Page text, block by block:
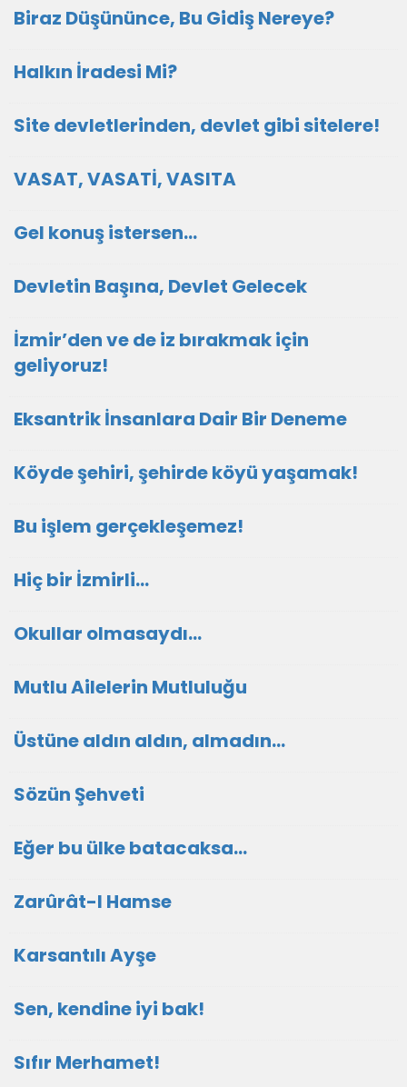
Biraz Düşününce, Bu Gidiş Nereye?
Halkın İradesi Mi?
Site devletlerinden, devlet gibi sitelere!
VASAT, VASATİ, VASITA
Gel konuş istersen...
Devletin Başına, Devlet Gelecek
İzmir’den ve de iz bırakmak için
geliyoruz!
Eksantrik İnsanlara Dair Bir Deneme
Köyde şehiri, şehirde köyü yaşamak!
Bu işlem gerçekleşemez!
Hiç bir İzmirli...
Okullar olmasaydı...
Mutlu Ailelerin Mutluluğu
Üstüne aldın aldın, almadın...
Sözün Şehveti
Eğer bu ülke batacaksa...
Zarûrât-I Hamse
Karsantılı Ayşe
Sen, kendine iyi bak!
Sıfır Merhamet!